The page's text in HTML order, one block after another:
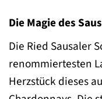
Die Magie des
Die Ried Sausaler
renommiertesten
Herzstück dieses